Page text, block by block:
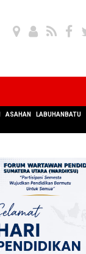
ASAHAN LABUHANBATU